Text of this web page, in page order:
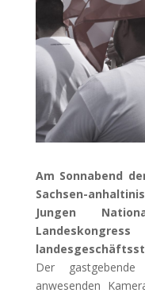
Am Sonnabend
Sachsen-
Jungen
Der
anwesenden